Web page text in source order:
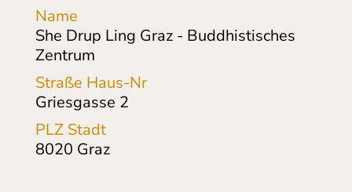
Name
She Drup Ling Graz - Buddhistisches
Zentrum
Straße Haus-Nr
Griesgasse 2
PLZ Stadt
8020 Graz